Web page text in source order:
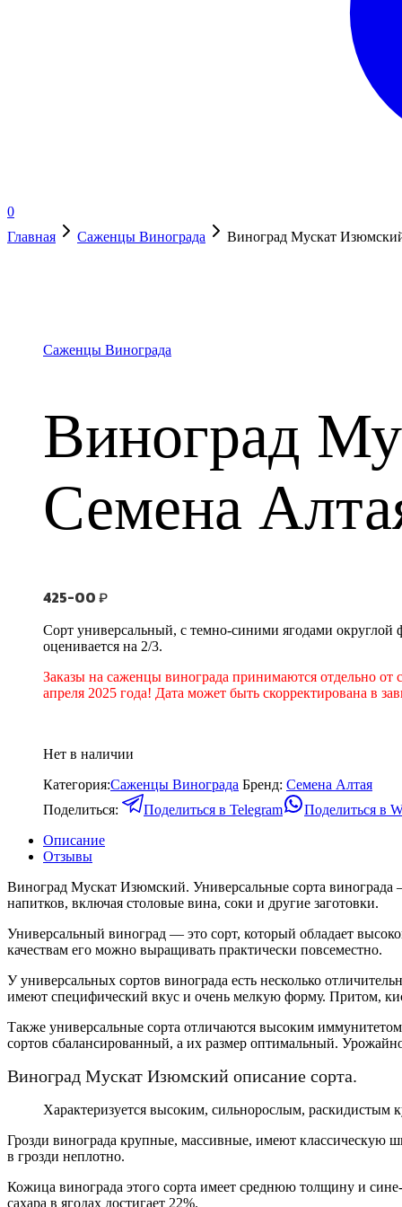
0
Главная
Саженцы Винограда Виноград Мускат
Саженцы Винограда
Виноград
Семена
425-00₽
Сорт универсальный, с темно-синими ягодами округлой
оценивается на 2/3.
Заказы на саженцы винограда принимаются отдельно от
апреля 2025 года! Дата может быть скорректирована в
Нет в наличии
Категория:Саженцы Винограда Бренд: Семена Алтая
Поделиться:
Поделиться в Telegram
Поделиться в
Описание
Отзывы
Виноград Мускат Изюмский. Универсальные сорта винограда
напитков, включая столовые вина, соки и другие заготовки.
Универсальный виноград — это сорт, который обладает
качествам его можно выращивать практически повсеместно.
У универсальных сортов винограда есть несколько
имеют специфический вкус и очень мелкую форму. Притом,
Также универсальные сорта отличаются высоким
сортов сбалансированный, а их размер оптимальный.
Виноград Мускат Изюмский описание сорта.
Характеризуется высоким, сильнорослым,
Грозди винограда крупные, массивные, имеют
в грозди неплотно.
Кожица винограда этого сорта имеет среднюю толщину и
сахара в ягодах достигает 22%.